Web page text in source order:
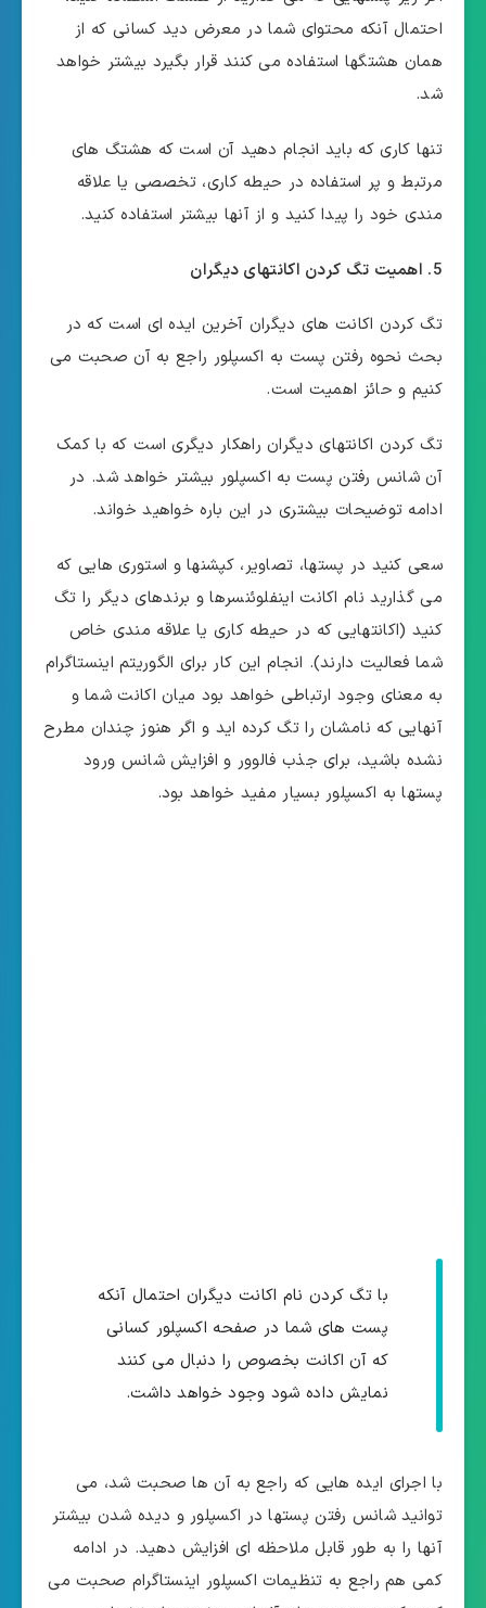
احتمال آنکه محتوای شما در معرض دید کسانی که از
همان هشتگها استفاده می کنند قرار بگیرد بیشتر خواهد
شد.
تنها کاری که باید انجام دهید آن است که هشتگ های
مرتبط و پر استفاده در حیطه کاری، تخصصی یا علاقه
مندی خود را پیدا کنید و از آنها بیشتر استفاده کنید.
5. اهمیت تگ کردن اکانتهای دیگران
تگ کردن اکانت های دیگران آخرین ایده ای است که در
بحث نحوه رفتن پست به اکسپلور راجع به آن صحبت می
کنیم و حائز اهمیت است.
تگ کردن اکانتهای دیگران راهکار دیگری است که با کمک
آن شانس رفتن پست به اکسپلور بیشتر خواهد شد. در
ادامه توضیحات بیشتری در این باره خواهید خواند.
سعی کنید در پستها، تصاویر، کپشنها و استوری هایی که
می گذارید نام اکانت اینفلوئنسرها و برندهای دیگر را تگ
کنید (اکانتهایی که در حیطه کاری یا علاقه مندی خاص
شما فعالیت دارند). انجام این کار برای الگوریتم اینستاگرام
به معنای وجود ارتباطی خواهد بود میان اکانت شما و
آنهایی که نامشان را تگ کرده اید و اگر هنوز چندان مطرح
نشده باشید، برای جذب فالوور و افزایش شانس ورود
پستها به اکسپلور بسیار مفید خواهد بود.
با تگ کردن نام اکانت دیگران احتمال آنکه
پست های شما در صفحه اکسپلور کسانی
که آن اکانت بخصوص را دنبال می کنند
نمایش داده شود وجود خواهد داشت.
با اجرای ایده هایی که راجع به آن ها صحبت شد، می
توانید شانس رفتن پستها در اکسپلور و دیده شدن بیشتر
آنها را به طور قابل ملاحظه ای افزایش دهید. در ادامه
کمی هم راجع به تنظیمات اکسپلور اینستاگرام صحبت می